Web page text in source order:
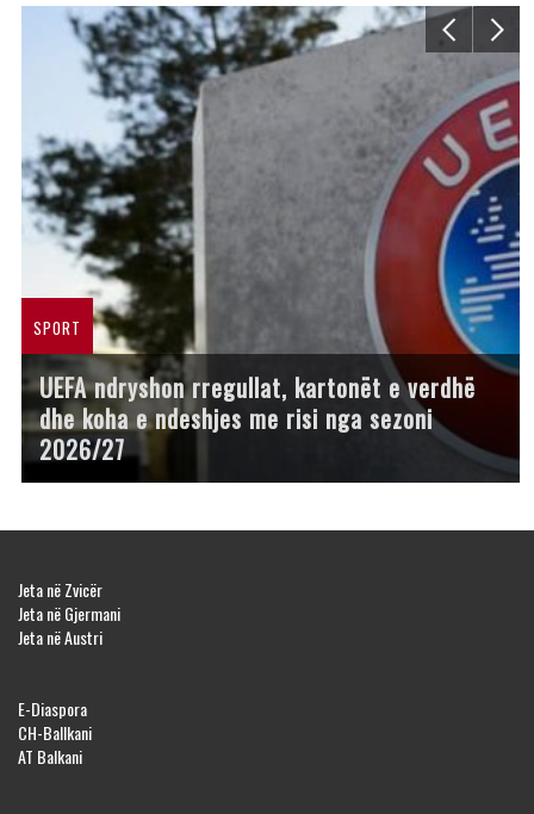
SPORT
UEFA ndryshon rregullat, kartonët e verdhë
dhe koha e ndeshjes me risi nga sezoni
2026/27
Jeta në Zvicër
Jeta në Gjermani
Jeta në Austri
E-Diaspora
CH-Ballkani
AT Balkani